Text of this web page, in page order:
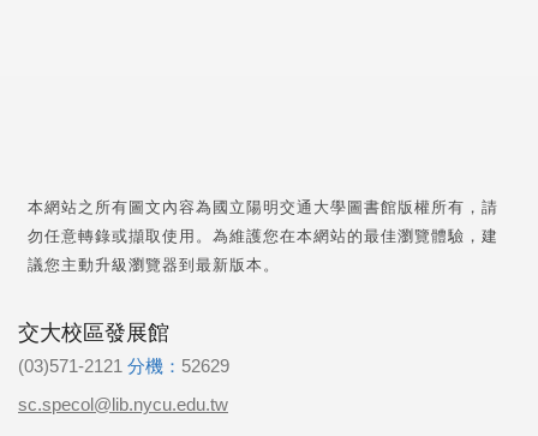
本網站之所有圖文內容為國立陽明交通大學圖書館版權所有，請
勿任意轉錄或擷取使用。為維護您在本網站的最佳瀏覽體驗，建
議您主動升級瀏覽器到最新版本。
交大校區發展館
(03)571-2121 分機： 52629
sc.specol@lib.nycu.edu.tw